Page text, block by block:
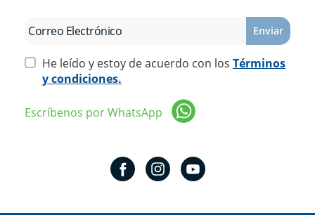
Enviar
He leído y estoy de acuerdo con los Términos
y condiciones.
Escríbenos por WhatsApp